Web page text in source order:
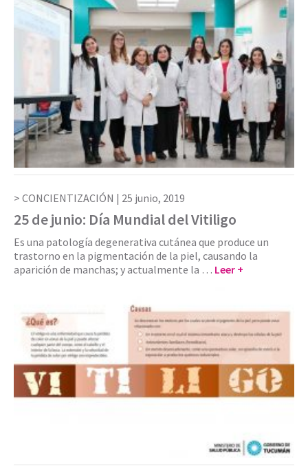
CONCIENTIZACIÓN | 25 junio, 2019
25 de junio: Día Mundial del Vitiligo
Es una patología degenerativa cutánea que produce un
trastorno en la pigmentación de la piel, causando la
aparición de manchas; y actualmente la … Leer +